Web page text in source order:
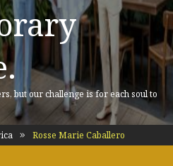
but our challenge is for each soul to
Rosse Marie Caballero